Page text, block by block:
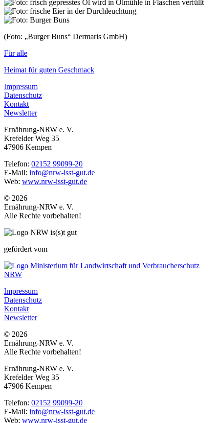
(Foto: „Burger Buns“ Dermaris GmbH)
Für alle
Heimat für guten Geschmack
Impressum
Datenschutz
Kontakt
Newsletter
Ernährung-NRW e. V.
Krefelder Weg 35
47906 Kempen
Telefon: 02152 99099-20
E-Mail: info@nrw-isst-gut.de
Web: www.nrw-isst-gut.de
© 2026
Ernährung-NRW e. V.
Alle Rechte vorbehalten!
gefördert vom
Impressum
Datenschutz
Kontakt
Newsletter
© 2026
Ernährung-NRW e. V.
Alle Rechte vorbehalten!
Ernährung-NRW e. V.
Krefelder Weg 35
47906 Kempen
Telefon: 02152 99099-20
E-Mail: info@nrw-isst-gut.de
Web: www.nrw-isst-gut.de